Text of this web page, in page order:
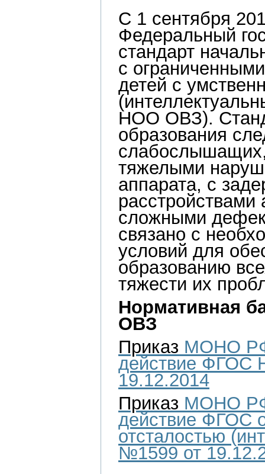
С 1 сентября
Федеральный
стандарт
с
детей с
НОО ОВЗ).
образования
тяжелыми
аппарата, с
расстройствами
сложными
связано с
условий для
образованию
тяжести их
Нормативная
ОВЗ
Приказ МОНО РФ
действие ФГОС
19.12.2014
Приказ МОНО РФ
действие ФГОС
отсталостью
№1599 от